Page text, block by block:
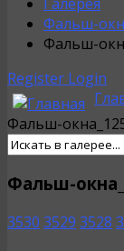
Фальш-
Фальш-
Register Login
Фальш-
Фальш-
3530 3529 3528